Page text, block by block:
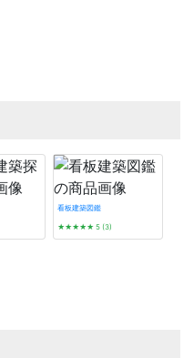
看板建築図鑑
★★★★★5 (3)